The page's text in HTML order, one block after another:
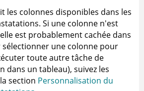
les colonnes disponibles dans les
Si une colonne n'est
est probablement cachée dans
sélectionner une colonne pour
toute autre tâche de
dans un tableau), suivez les
section Personnalisation du